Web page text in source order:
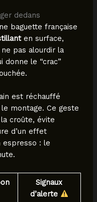
dedans
baguette française
en surface,
pas alourdir la
donne le “crac”
est réchauffé
montage. Ce geste
croûte, évite
d’un effet
espresso : le
Signaux
d’alerte